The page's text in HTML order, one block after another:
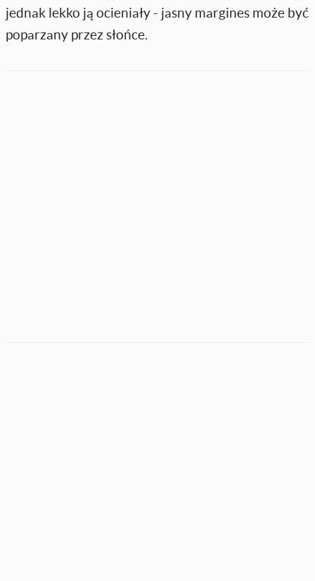
jednak lekko ją ocieniały - jasny margines może być
poparzany przez słońce.